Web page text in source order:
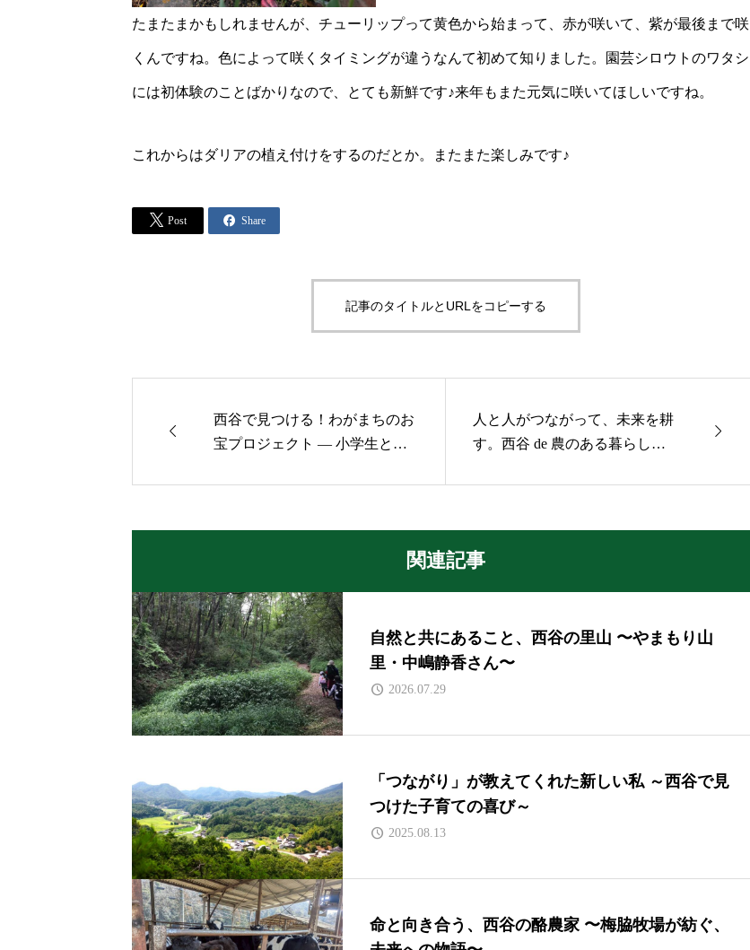
たまたまかもしれませんが、チューリップって黄色から始まって、赤が咲いて、紫が最後まで咲
くんですね。色によって咲くタイミングが違うなんて初めて知りました。園芸シロウトのワタシ
には初体験のことばかりなので、とても新鮮です♪来年もまた元気に咲いてほしいですね。
これからはダリアの植え付けをするのだとか。またまた楽しみです♪
 Post  Share
記事のタイトルとURLをコピーする

西谷で見つける！わがまちのお
宝プロジェクト — 小学生と保
人と人がつながって、未来を耕
す。西谷 de 農のある暮らしプ

関連記事
自然と共にあること、西谷の里山 〜やまもり山
里・中嶋静香さん〜
2026.07.29
「つながり」が教えてくれた新しい私 ～西谷で見
つけた子育ての喜び～
2025.08.13
命と向き合う、西谷の酪農家 〜梅脇牧場が紡ぐ、